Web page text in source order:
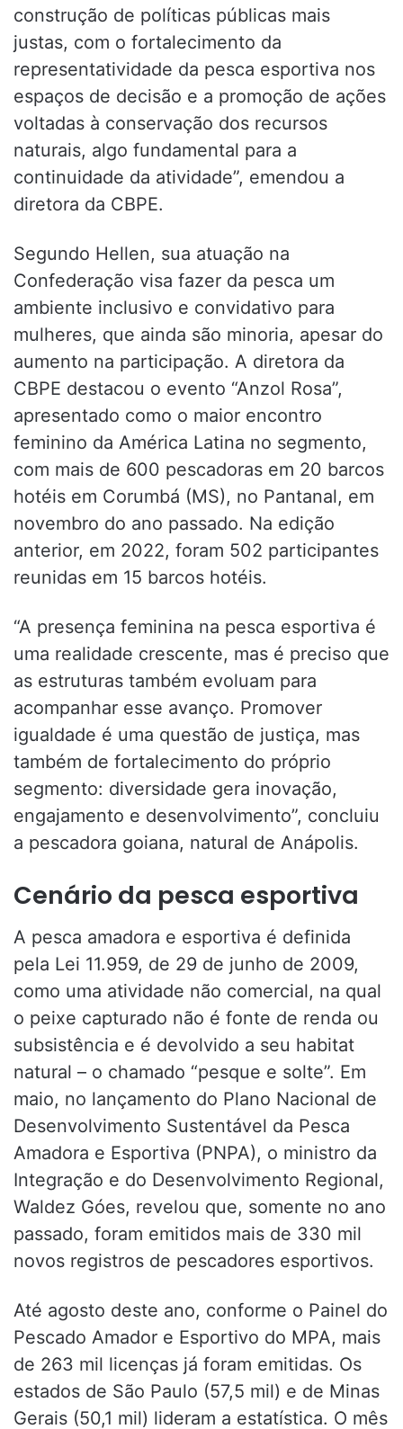
construção de políticas públicas mais
justas, com o fortalecimento da
representatividade da pesca esportiva nos
espaços de decisão e a promoção de ações
voltadas à conservação dos recursos
naturais, algo fundamental para a
continuidade da atividade”, emendou a
diretora da CBPE.
Segundo Hellen, sua atuação na
Confederação visa fazer da pesca um
ambiente inclusivo e convidativo para
mulheres, que ainda são minoria, apesar do
aumento na participação. A diretora da
CBPE destacou o evento “Anzol Rosa”,
apresentado como o maior encontro
feminino da América Latina no segmento,
com mais de 600 pescadoras em 20 barcos
hotéis em Corumbá (MS), no Pantanal, em
novembro do ano passado. Na edição
anterior, em 2022, foram 502 participantes
reunidas em 15 barcos hotéis.
“A presença feminina na pesca esportiva é
uma realidade crescente, mas é preciso que
as estruturas também evoluam para
acompanhar esse avanço. Promover
igualdade é uma questão de justiça, mas
também de fortalecimento do próprio
segmento: diversidade gera inovação,
engajamento e desenvolvimento”, concluiu
a pescadora goiana, natural de Anápolis.
Cenário da pesca esportiva
A pesca amadora e esportiva é definida
pela Lei 11.959, de 29 de junho de 2009,
como uma atividade não comercial, na qual
o peixe capturado não é fonte de renda ou
subsistência e é devolvido a seu habitat
natural – o chamado “pesque e solte”. Em
maio, no lançamento do Plano Nacional de
Desenvolvimento Sustentável da Pesca
Amadora e Esportiva (PNPA), o ministro da
Integração e do Desenvolvimento Regional,
Waldez Góes, revelou que, somente no ano
passado, foram emitidos mais de 330 mil
novos registros de pescadores esportivos.
Até agosto deste ano, conforme o Painel do
Pescado Amador e Esportivo do MPA, mais
de 263 mil licenças já foram emitidas. Os
estados de São Paulo (57,5 mil) e de Minas
Gerais (50,1 mil) lideram a estatística. O mês